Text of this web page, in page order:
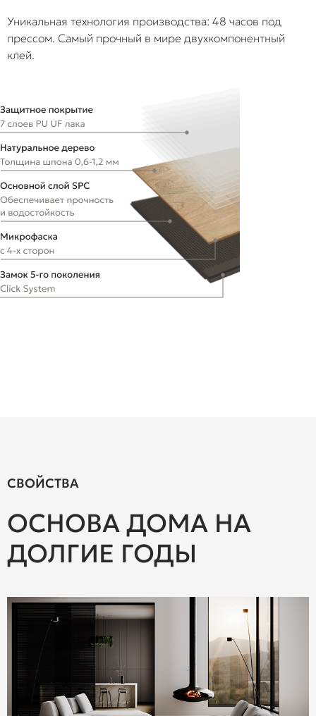
Уникальная технология производства: 48 часов под
прессом. Самый прочный в мире двухкомпонентный
клей.
СВОЙСТВА
ОСНОВА ДОМА НА
ДОЛГИЕ ГОДЫ